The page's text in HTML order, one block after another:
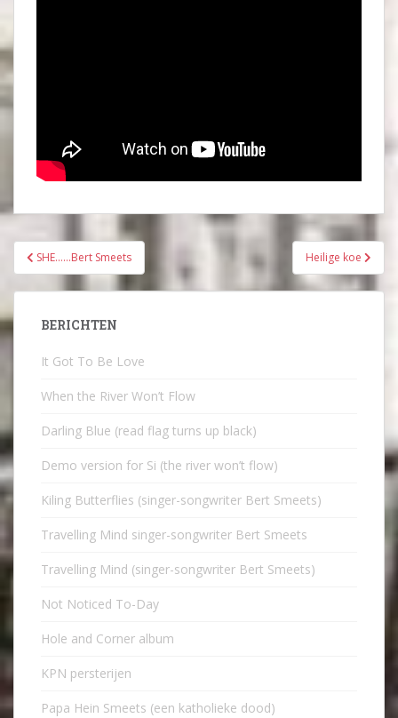
Bericht
navigatie
SHE……Bert Smeets Heilige koe
BERICHTEN
It Got To Be Love
When the River Won’t Flow
Darling Blue (read flag turns up black)
Demo version for Si (the river won’t flow)
Kiling Butterflies (singer-songwriter Bert Smeets)
Travelling Mind singer-songwriter Bert Smeets
Travelling Mind (singer-songwriter Bert Smeets)
Not Noticed To-Day
Hole and Corner album
KPN persterijen
Papa Hein Smeets (een katholieke dood)